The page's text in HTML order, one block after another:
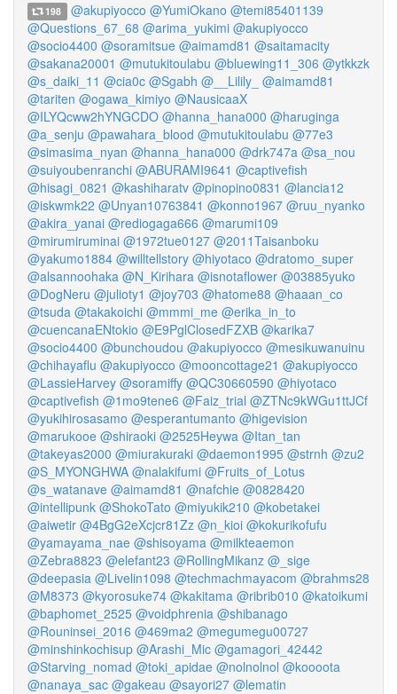
198 @akupiyocco @YumiOkano @temi85401139
@Questions_67_68 @arima_yukimi @akupiyocco
@socio4400 @soramitsue @aimamd81 @saitamacity
@sakana20001 @mutukitoulabu @bluewing11_306 @ytkkzk
@s_daiki_11 @cia0c @Sgabh @__Lilily_ @aimamd81
@tariten @ogawa_kimiyo @NausicaaX
@ILYQcww2hYNGCDO @hanna_hana000 @haruginga
@a_senju @pawahara_blood @mutukitoulabu @77e3
@simasima_nyan @hanna_hana000 @drk747a @sa_nou
@suiyoubenranchi @ABURAMI9641 @captivefish
@hisagi_0821 @kashiharatv @pinopino0831 @lancia12
@iskwmk22 @Unyan10763841 @konno1967 @ruu_nyanko
@akira_yanai @rediogaga666 @marumi109
@mirumiruminai @1972tue0127 @2011Taisanboku
@yakumo1884 @willtellstory @hiyotaco @dratomo_super
@alsannoohaka @N_Kirihara @isnotaflower @03885yuko
@DogNeru @julioty1 @joy703 @hatome88 @haaan_co
@tsuda @takakoichi @mmmi_me @erika_in_to
@cuencanaENtokio @E9PglClosedFZXB @karika7
@socio4400 @bunchoudou @akupiyocco @mesikuwanuinu
@chihayaflu @akupiyocco @mooncottage21 @akupiyocco
@LassieHarvey @soramiffy @QC30660590 @hiyotaco
@captivefish @1mo9tene6 @Faiz_trial @ZTNc9kWGu1ttJCf
@yukihirosasamo @esperantumanto @higevision
@marukooe @shiraoki @2525Heywa @Itan_tan
@takeyas2000 @miurakuraki @daemon1995 @strnh @zu2
@S_MYONGHWA @nalakifumi @Fruits_of_Lotus
@s_watanave @aimamd81 @nafchie @0828420
@intellipunk @ShokoTato @miyukik210 @kobetakei
@aiwetir @4BgG2eXcjcr81Zz @n_kioi @kokurikofufu
@yamayama_nae @shisoyama @milkteaemon
@Zebra8823 @elefant23 @RollingMikanz @_sige
@deepasia @Livelin1098 @techmachmayacom @brahms28
@M8373 @kyorosuke74 @kakitama @ribrib010 @katoikumi
@baphomet_2525 @voidphrenia @shibanago
@Rouninsei_2016 @469ma2 @megumegu00727
@minshinkochisup @Arashi_Mic @gamagori_42442
@Starving_nomad @toki_apidae @nolnolnol @koooota
@nanaya_sac @gakeau @sayori27 @lematin